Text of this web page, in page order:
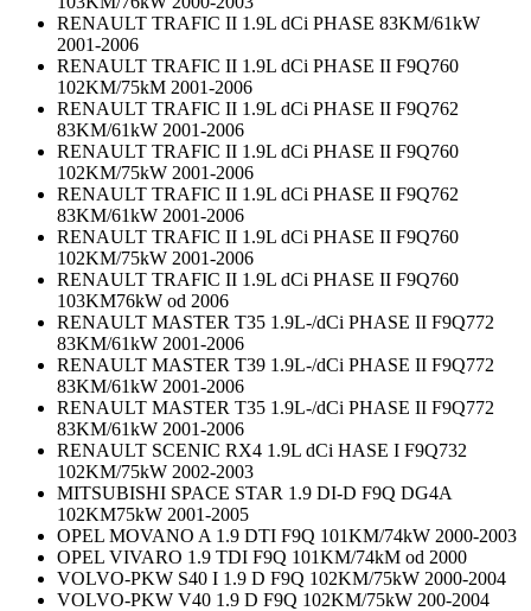
RENAULT TRAFIC II 1.9L dCi PHASE 83KM/61kW
2001-2006
RENAULT TRAFIC II 1.9L dCi PHASE II F9Q760
102KM/75kM 2001-2006
RENAULT TRAFIC II 1.9L dCi PHASE II F9Q762
83KM/61kW 2001-2006
RENAULT TRAFIC II 1.9L dCi PHASE II F9Q760
102KM/75kW 2001-2006
RENAULT TRAFIC II 1.9L dCi PHASE II F9Q762
83KM/61kW 2001-2006
RENAULT TRAFIC II 1.9L dCi PHASE II F9Q760
102KM/75kW 2001-2006
RENAULT TRAFIC II 1.9L dCi PHASE II F9Q760
103KM76kW od 2006
RENAULT MASTER T35 1.9L-/dCi PHASE II F9Q772
83KM/61kW 2001-2006
RENAULT MASTER T39 1.9L-/dCi PHASE II F9Q772
83KM/61kW 2001-2006
RENAULT MASTER T35 1.9L-/dCi PHASE II F9Q772
83KM/61kW 2001-2006
RENAULT SCENIC RX4 1.9L dCi HASE I F9Q732
102KM/75kW 2002-2003
MITSUBISHI SPACE STAR 1.9 DI-D F9Q DG4A
102KM75kW 2001-2005
OPEL MOVANO A 1.9 DTI F9Q 101KM/74kW 2000-2003
OPEL VIVARO 1.9 TDI F9Q 101KM/74kM od 2000
VOLVO-PKW S40 I 1.9 D F9Q 102KM/75kW 2000-2004
VOLVO-PKW V40 1.9 D F9Q 102KM/75kW 200-2004